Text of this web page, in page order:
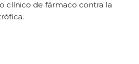
clínico de fármaco contra la